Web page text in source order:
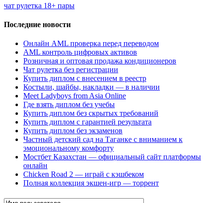
чат рулетка 18+ пары
Последние новости
Онлайн AML проверка перед переводом
AML контроль цифровых активов
Розничная и оптовая продажа кондиционеров
Чат рулетка без регистрации
Купить диплом с внесением в реестр
Костыли, шайбы, накладки — в наличии
Meet Ladyboys from Asia Online
Где взять диплом без учебы
Купить диплом без скрытых требований
Купить диплом с гарантией результата
Купить диплом без экзаменов
Частный детский сад на Таганке с вниманием к
эмоциональному комфорту
Мостбет Казахстан — официальный сайт платформы
онлайн
Chicken Road 2 — играй с кэшбеком
Полная коллекция экшен-игр — торрент